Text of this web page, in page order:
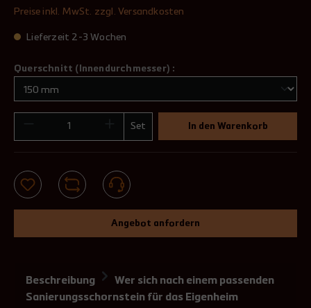
Preise inkl. MwSt. zzgl. Versandkosten
Lieferzeit 2-3 Wochen
Querschnitt (Innendurchmesser) :
Set In den Warenkorb
Angebot anfordern
Beschreibung
Wer sich nach einem passenden
Sanierungsschornstein für das Eigenheim